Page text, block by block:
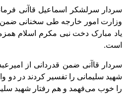
سردار سرلشکر اسماعیل قاآنی
وزارت امور خارجه طی سخنانی ضمن
یاد مبارک دخت نبی مکرم اسلام
است.
سردار قاآنی ضمن قدردانی از
شهید سلیمانی را تفسیر کردند در
را خوب می‌فهمد و هم رفتار شهید